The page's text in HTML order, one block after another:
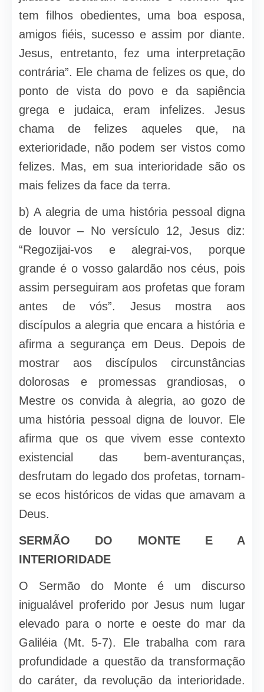
tem filhos obedientes, uma boa esposa,
amigos fiéis, sucesso e assim por diante.
Jesus, entretanto, fez uma interpretação
contrária”. Ele chama de felizes os que, do
ponto de vista do povo e da sapiência
grega e judaica, eram infelizes. Jesus
chama de felizes aqueles que, na
exterioridade, não podem ser vistos como
felizes. Mas, em sua interioridade são os
mais felizes da face da terra.
b) A alegria de uma história pessoal digna
de louvor – No versículo 12, Jesus diz:
“Regozijai-vos e alegrai-vos, porque
grande é o vosso galardão nos céus, pois
assim perseguiram aos profetas que foram
antes de vós”. Jesus mostra aos
discípulos a alegria que encara a história e
afirma a segurança em Deus. Depois de
mostrar aos discípulos circunstâncias
dolorosas e promessas grandiosas, o
Mestre os convida à alegria, ao gozo de
uma história pessoal digna de louvor. Ele
afirma que os que vivem esse contexto
existencial das bem-aventuranças,
desfrutam do legado dos profetas, tornam-
se ecos históricos de vidas que amavam a
Deus.
SERMÃO DO MONTE E A
INTERIORIDADE
O Sermão do Monte é um discurso
inigualável proferido por Jesus num lugar
elevado para o norte e oeste do mar da
Galiléia (Mt. 5-7). Ele trabalha com rara
profundidade a questão da transformação
do caráter, da revolução da interioridade.